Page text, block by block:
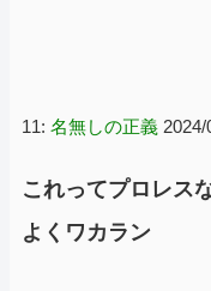
11: 名無しの正義
これってプロレス
よくワカラン